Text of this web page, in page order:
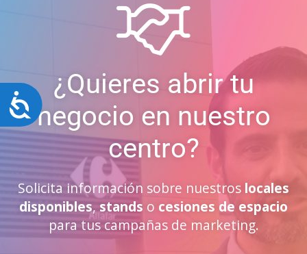
Accesibilidad
¿Quieres abrir tu
negocio en nuestro
centro?
Solicita información sobre nuestros locales
disponibles, stands o cesiones de espacio
para tus campañas de marketing.